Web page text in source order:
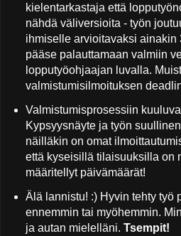
kielentarkastaja että
nähdä väliversioita - työn
ihmiselle arvioitavaksi ainakin
pääse palauttamaan valmiin
lopputyöohjaajan luvalla.
valmistumisilmoituksen
Valmistumisprosessiin
Kypsyysnäyte ja työn
näilläkin on omat
että kyseisillä tilaisuuksilla on
määritellyt päivämäärät!
Älä lannistu! :) Hyvin tehty työ
ennemmin tai myöhemmin.
ja autan mielelläni. Tsempit!